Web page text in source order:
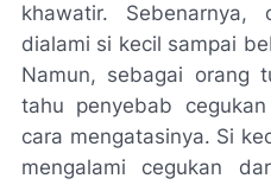
khawatir. Sebenarnya,
dialami si kecil sampai
Namun, sebagai orang
tahu penyebab
cara mengatasinya. Si
mengalami cegukan